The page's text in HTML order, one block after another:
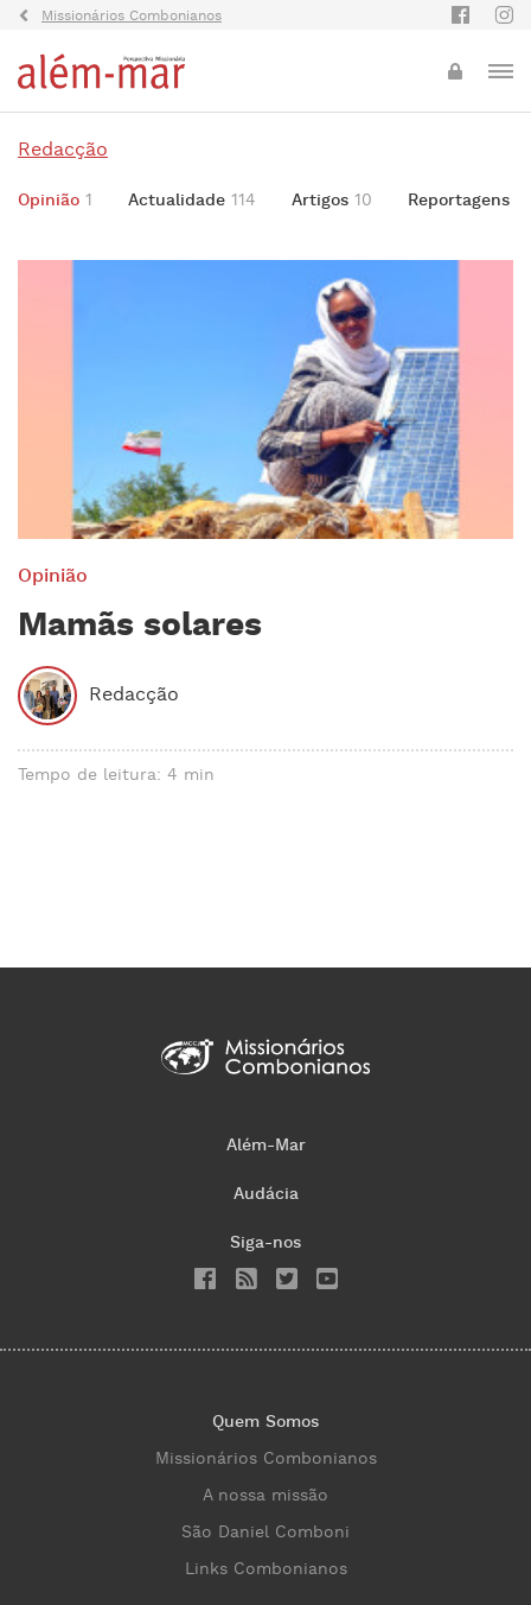
Missionários Combonianos
Redacção
Opinião 1 Actualidade 114 Artigos 10 Reportagens
Opinião
Mamãs solares
Redacção
Tempo de leitura: 4 min
Além-Mar
Audácia
Siga-nos
Quem Somos
Missionários Combonianos
A nossa missão
São Daniel Comboni
Links Combonianos